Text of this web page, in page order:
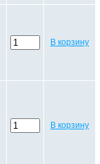
В корзину
В корзину